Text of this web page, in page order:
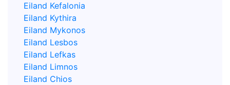
Eiland Kefalonia
Eiland Kythira
Eiland Mykonos
Eiland Lesbos
Eiland Lefkas
Eiland Limnos
Eiland Chios